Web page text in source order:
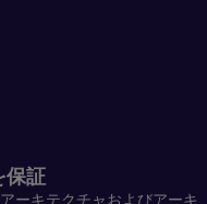
保証